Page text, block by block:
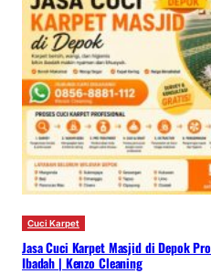
Cuci Karpet
Jasa Cuci Karpet Masjid di Depok
Ibadah | Kenzo Cleaning